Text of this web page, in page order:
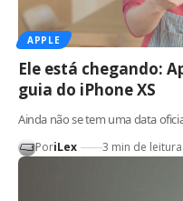
APPLE
Ele está chegando:
guia do iPhone XS
Ainda não se tem uma data
PoriLex 3 min de leitura